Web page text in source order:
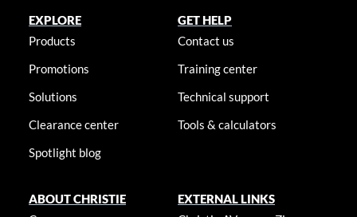
EXPLORE
Products
Promotions
Solutions
Clearance center
Spotlight blog
GET HELP
Contact us
Training center
Technical support
Tools & calculators
ABOUT CHRISTIE
EXTERNAL LINKS